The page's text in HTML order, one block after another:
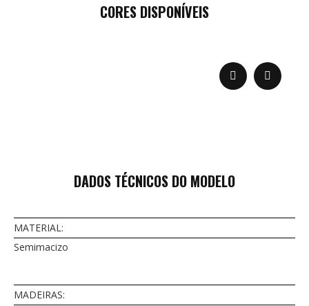
CORES DISPONÍVEIS
DADOS TÉCNICOS DO MODELO
MATERIAL:
Semimacizo
MADEIRAS: